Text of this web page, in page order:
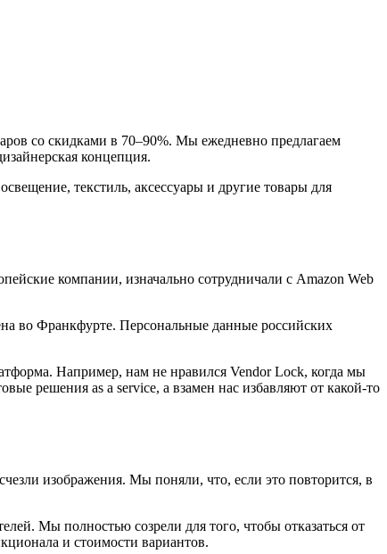
со скидками в 70–90%. Мы ежедневно предлагаем
концепция.
текстиль, аксессуары и другие товары для
компании, изначально сотрудничали с Amazon Web
во Франкфурте. Персональные данные российских
Например, нам не нравился Vendor Lock, когда мы
решения as a service, а взамен нас избавляют от какой-то
изображения. Мы поняли, что, если это повторится, в
Мы полностью созрели для того, чтобы отказаться от
и стоимости вариантов.